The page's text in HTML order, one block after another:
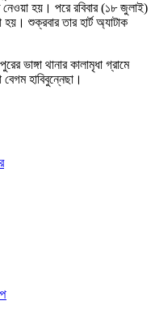
হয়। পরে রবিবার (১৮ জুলাই)
শুক্রবার তার হার্ট অ্যাটাক
ভাঙ্গা থানার কালামৃধা গ্রামে
হাবিবুন্নেছা।